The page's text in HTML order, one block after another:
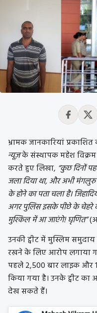
भ्रामक जानकारियां
न्यूज़के संस्थापक महेश विक्रम
करते हुए लिखा, “कुछ दिनों
जला दिया था, और अभी मंगलुरु
के होने का पता चला है।
अगर पुलिस इसके पीछे के चेहरे
मुश्किल में आ जाएंगे! घृणित”
उनकी ट्वीट में मुस्लिम
रखने के लिए आरोप लगाया
पहले 2,500 बार लाइक और
किया गया है। उनके ट्वीट
देख सकते हैं।